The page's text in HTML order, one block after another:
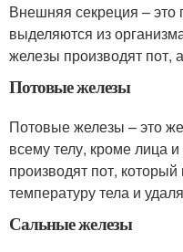
Внешняя секреция – это
выделяются из
железы производят пот,
Потовые железы
Потовые железы – это
всему телу, кроме лица
производят пот,
температуру тела и
Сальные железы